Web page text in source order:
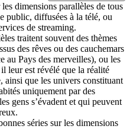
dimensions parallèles de tous
public, diffusées à la télé, ou
de streaming.
traitent souvent des thèmes
des rêves ou des cauchemars
au Pays des merveilles), ou les
leur est révélé que la réalité
ainsi que les univers constituant
uniquement par des
gens s’évadent et qui peuvent
séries sur les dimensions